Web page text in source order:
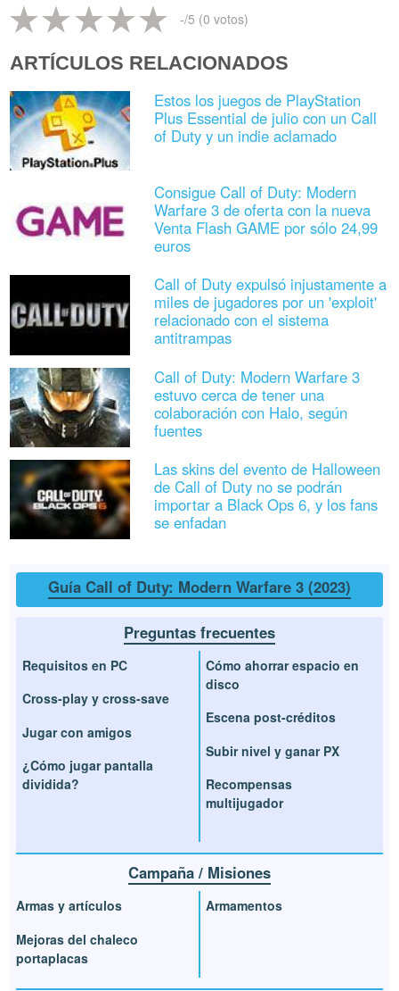
-/5 (0 votos)
ARTÍCULOS RELACIONADOS
Estos los juegos de PlayStation
Plus Essential de julio con un Call
of Duty y un indie aclamado
Consigue Call of Duty: Modern
Warfare 3 de oferta con la nueva
Venta Flash GAME por sólo 24,99
euros
Call of Duty expulsó injustamente a
miles de jugadores por un 'exploit'
relacionado con el sistema
antitrampas
Call of Duty: Modern Warfare 3
estuvo cerca de tener una
colaboración con Halo, según
fuentes
Las skins del evento de Halloween
de Call of Duty no se podrán
importar a Black Ops 6, y los fans
se enfadan
Guía Call of Duty: Modern Warfare 3 (2023)
Preguntas frecuentes
Requisitos en PC
Cross-play y cross-save
Jugar con amigos
¿Cómo jugar pantalla
dividida?
Cómo ahorrar espacio en
disco
Escena post-créditos
Subir nivel y ganar PX
Recompensas
multijugador
Campaña / Misiones
Armas y artículos
Mejoras del chaleco
portaplacas
Armamentos